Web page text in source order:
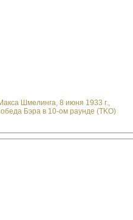
Шмелинга, 8 июня 1933 г.,
Бэра в 10-ом раунде (TKO)